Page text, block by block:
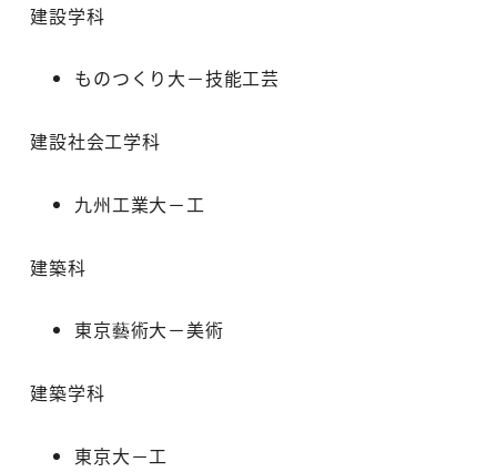
建設学科
ものつくり大－技能工芸
建設社会工学科
九州工業大－工
建築科
東京藝術大－美術
建築学科
東京大－工